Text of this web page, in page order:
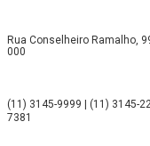
Rua Conselheiro Ramalho,
000
(11) 3145-9999 | (11) 3145-
7381